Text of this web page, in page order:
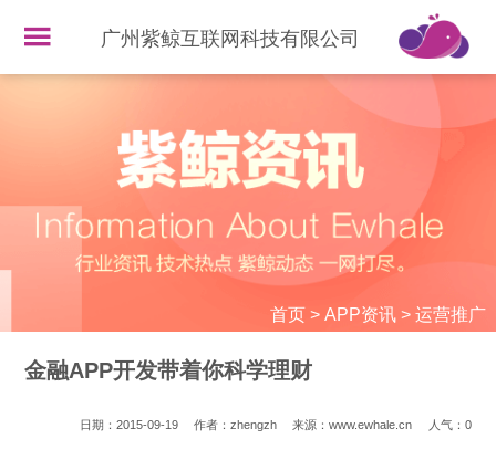
广州紫鲸互联网科技有限公司
首页> APP资讯> 运营推广
金融APP开发带着你科学理财
日期：2015-09-19 作者：zhengzh 来源：www.ewhale.cn 人气： 0